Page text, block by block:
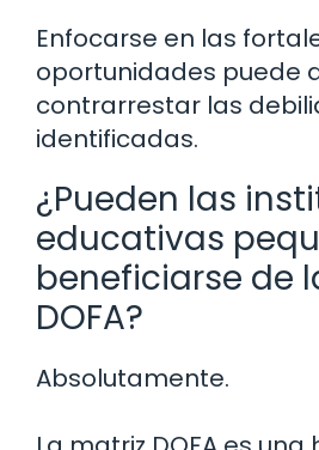
Enfocarse en las
oportunidades puede
contrarrestar las
identificadas.
¿Pueden las
educativas
beneficiarse de
DOFA?
Absolutamente.